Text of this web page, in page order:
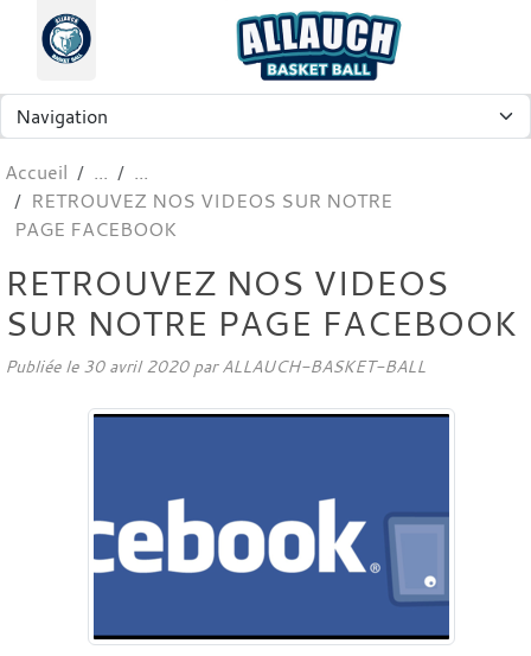
Accueil
RETROUVEZ NOS VIDEOS SUR NOTRE
PAGE FACEBOOK
RETROUVEZ NOS VIDEOS
SUR NOTRE PAGE FACEBOOK
Publiée le 30 avril 2020par ALLAUCH-BASKET-BALL
Panneau de gestion des cookies